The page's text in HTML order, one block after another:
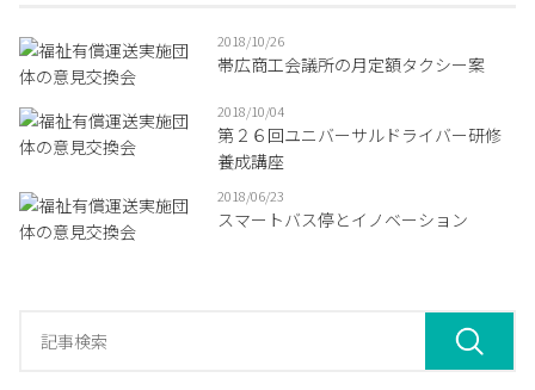
2018/10/26
帯広商工会議所の月定額タクシー案
2018/10/04
第２６回ユニバーサルドライバー研修
養成講座
2018/06/23
スマートバス停とイノベーション